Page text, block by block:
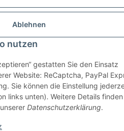
Ablehnen
nutzen
gestatten Sie den Einsatz
Website: ReCaptcha, PayPal
Sie können die Einstellung
links unten). Weitere Details finden
Datenschutzerklärung.
& Robotics